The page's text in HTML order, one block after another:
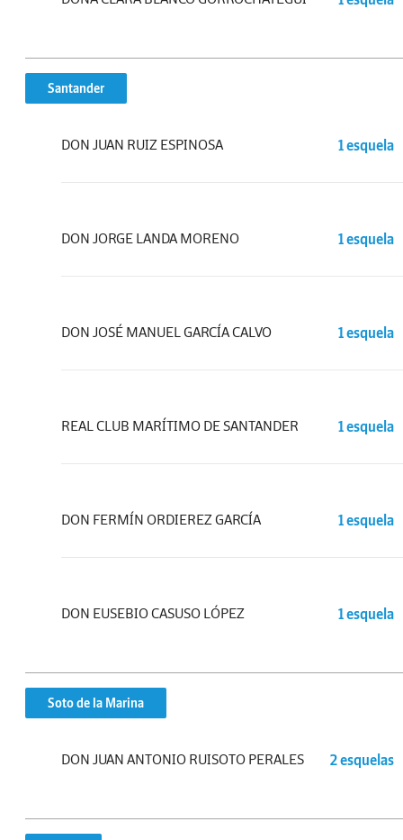
Santander
DON JUAN RUIZ ESPINOSA 1 esquela
DON JORGE LANDA MORENO 1 esquela
DON JOSÉ MANUEL GARCÍA CALVO 1 esquela
REAL CLUB MARÍTIMO DE SANTANDER 1 esquela
DON FERMÍN ORDIEREZ GARCÍA 1 esquela
DON EUSEBIO CASUSO LÓPEZ 1 esquela
Soto de la Marina
DON JUAN ANTONIO RUISOTO PERALES 2 esquelas